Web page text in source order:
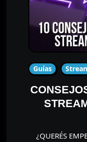
Guías
¿QUERÉS EMPEZAR A TRANSMITIR EN VIVO